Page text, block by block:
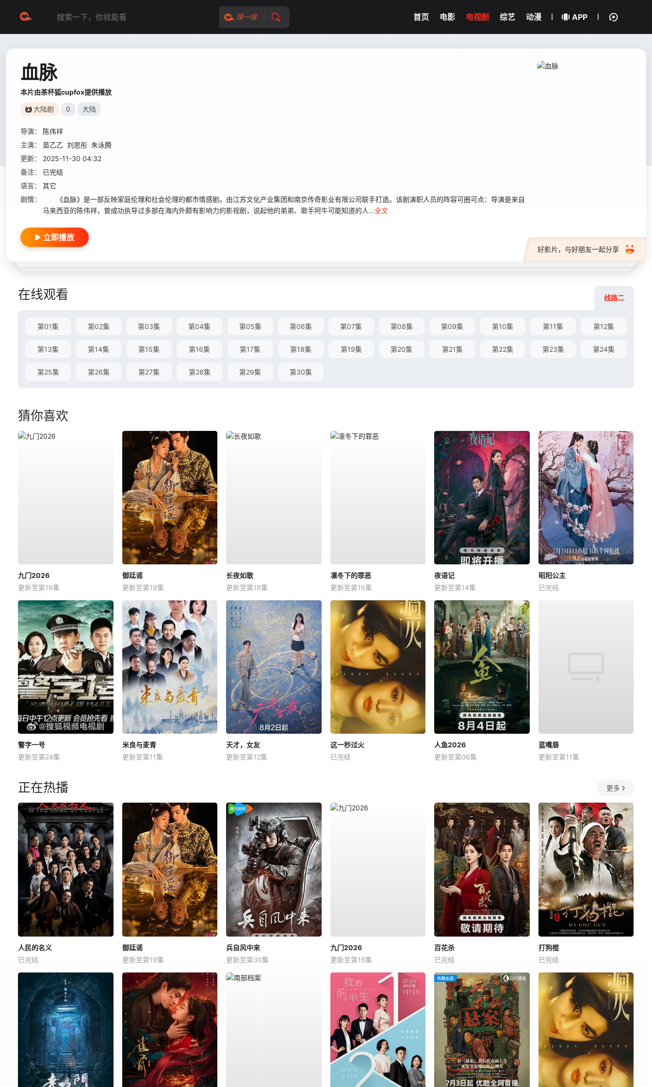
搜一搜 首页 电影 电视剧 综艺 动漫 APP
血脉
本片由茶杯狐cupfox提供播放
大陆剧 0 大陆
导演：
陈伟祥
主演：
苗乙乙 刘思彤 朱泳腾
更新：
2025-11-30 04:32
备注：
已完结
语言：
其它
剧情：
《血脉》是一部反映家庭伦理和社会伦理的都市情感剧。由江苏文化产业集团和南京传奇影业有限公司联手打造。该剧演职人员的阵容可圈可点：导演是来自
马来西亚的陈伟祥，曾成功执导过多部在海内外颇有影响力的影视剧，说起他的弟弟、歌手阿牛可能知道的人...全文
好影片，与好朋友一起分享
立即播放
在线观看 线路二
第01集 第02集 第03集 第04集 第05集 第06集 第07集 第08集 第09集 第10集 第11集 第12集
第13集 第14集 第15集 第16集 第17集 第18集 第19集 第20集 第21集 第22集 第23集 第24集
第25集 第26集 第27集 第28集 第29集 第30集
猜你喜欢
九门2026
更新至第16集
御廷谣
更新至第19集
长夜如歌
更新至第18集
凛冬下的罪恶
更新至第16集
夜语记
更新至第14集
昭阳公主
已完结
警字一号
更新至第24集
米良与麦青
更新至第11集
天才，女友
更新至第12集
这一秒过火
已完结
人鱼2026
更新至第06集
蓝嘴唇
更新至第11集
正在热播 更多
人民的名义
已完结
御廷谣
更新至第19集
兵自风中来
更新至第30集
九门2026
更新至第16集
百花杀
已完结
打狗棍
已完结